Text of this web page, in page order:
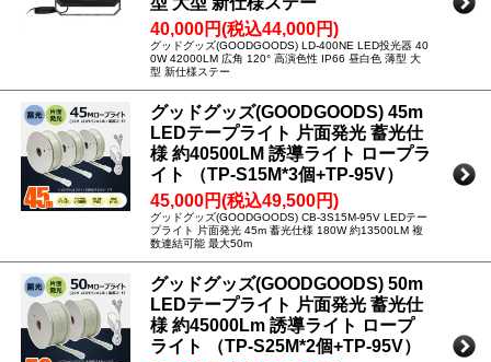
40,000円(税込44,000円)
グッドグッズ(GOODGOODS) LD-400NE LED投光器 40
0W 42000LM 広角 120° 高演色性 IP66 昼白色 薄型 大
型 新仕様ステー
グッドグッズ(GOODGOODS) 45m
LEDテープライト 片面発光 蓄光仕
様 約40500LM 誘導ライト ロープラ
イト （TP-S15M*3個+TP-95V）
45,000円(税込49,500円)
グッドグッズ(GOODGOODS) CB-3S15M-95V LEDテー
プライト 片面発光 45m 蓄光仕様 180W 約13500LM 複
数連結可能 最大50m
グッドグッズ(GOODGOODS) 50m
LEDテープライト 片面発光 蓄光仕
様 約45000Lm 誘導ライト ロープ
ライト （TP-S25M*2個+TP-95V）